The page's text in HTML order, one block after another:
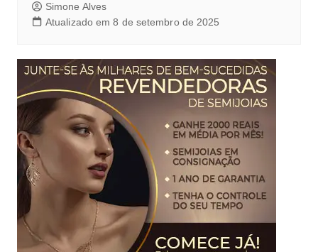
Simone Alves
Atualizado em 8 de setembro de 2025